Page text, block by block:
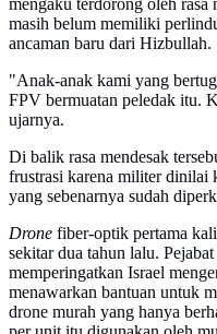
masih belum memiliki
ancaman baru dari Hizbullah.
"Anak-anak kami yang
FPV bermuatan peledak itu.
ujarnya.
Di balik rasa mendesak
frustrasi karena militer dinilai
yang sebenarnya sudah
Drone fiber-optik pertama
sekitar dua tahun lalu.
memperingatkan Israel
menawarkan bantuan untuk
drone murah yang hanya